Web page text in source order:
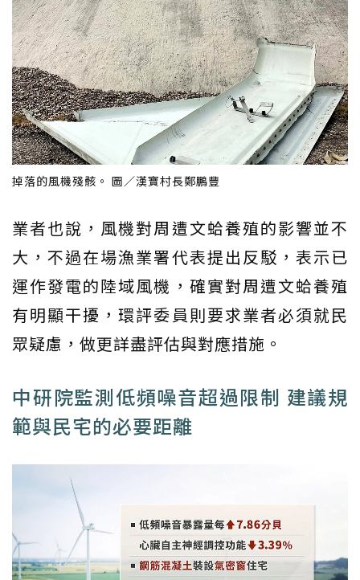
掉落的風機殘骸。 圖／漢寶村長鄭鵬豐
業者也說，風機對周遭文蛤養殖的影響並不
大，不過在場漁業署代表提出反駁，表示已
運作發電的陸域風機，確實對周遭文蛤養殖
有明顯干擾，環評委員則要求業者必須就民
眾疑慮，做更詳盡評估與對應措施。
中研院監測低頻噪音超過限制 建議規
範與民宅的必要距離